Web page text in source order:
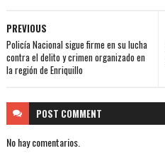
PREVIOUS
Policía Nacional sigue firme en su lucha
contra el delito y crimen organizado en
la región de Enriquillo
POST COMMENT
No hay comentarios.